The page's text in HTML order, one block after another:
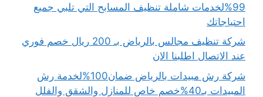
99%لخدمات شاملة تنظيف المسابح التي تلبي جميع
احتياجاتك
شركة تنظيف مجالس بالرياض بـ 200 ريال خصم فوري
عند الاتصال اطلبنا الان
شركة رش مبيدات بالرياض ضمان100%لخدمة رش
المبيدات بـ40%خصم خاص للمنازل والشقق والفلل